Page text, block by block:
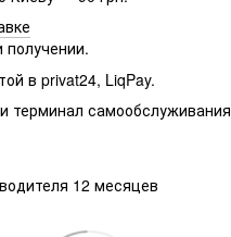
в privat24, LiqPay.
терминал самообслуживания
12 месяцев